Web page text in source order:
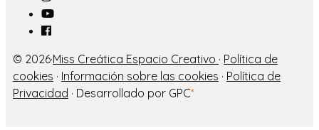
© 2026·Miss Creática Espacio Creativo · Política de
cookies · Información sobre las cookies · Política de
Privacidad · Desarrollado por GPC*